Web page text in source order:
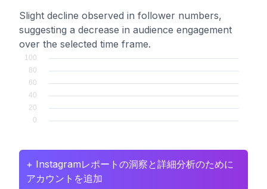
Slight decline observed in follower numbers,
suggesting a decrease in audience engagement
over the selected time frame.
+ Instagramレポートの洞察と詳細分析のために
アカウントを追加